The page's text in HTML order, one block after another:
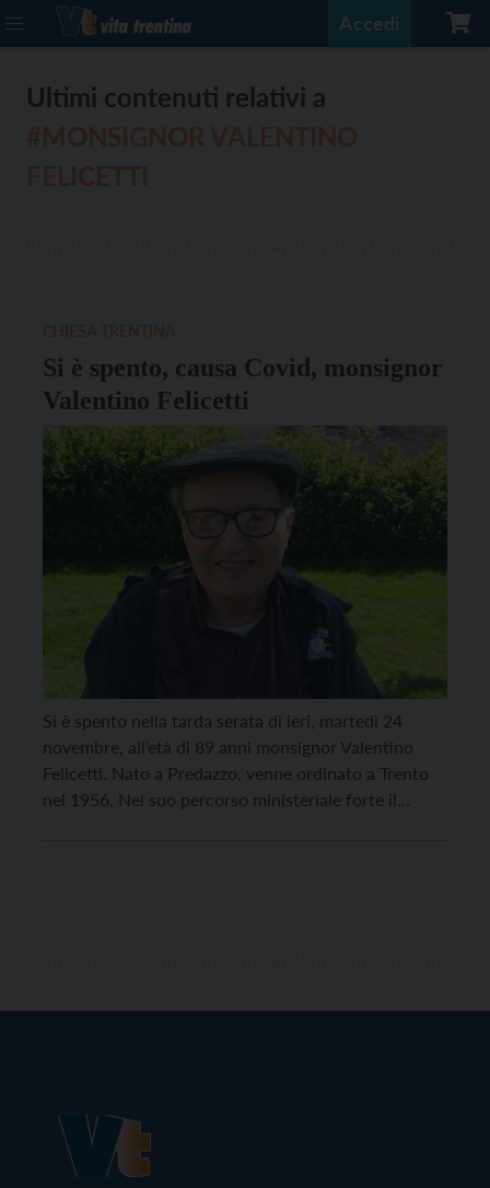
Accedi
Ultimi contenuti relativi a
Si è spento, causa Covid, monsignor
Valentino Felicetti
Si è spento nella tarda serata di ieri, martedì 24
novembre, all’età di 89 anni monsignor Valentino
Felicetti. Nato a Predazzo, venne ordinato a Trento
nel 1956. Nel suo percorso ministeriale forte il